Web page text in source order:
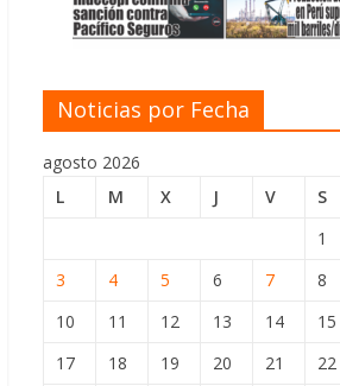
Noticias por Fecha
agosto 2026
L
M X J V S
1
3
4 5 6 7 8
10
11 12 13 14 15
17
18 19 20 21 22